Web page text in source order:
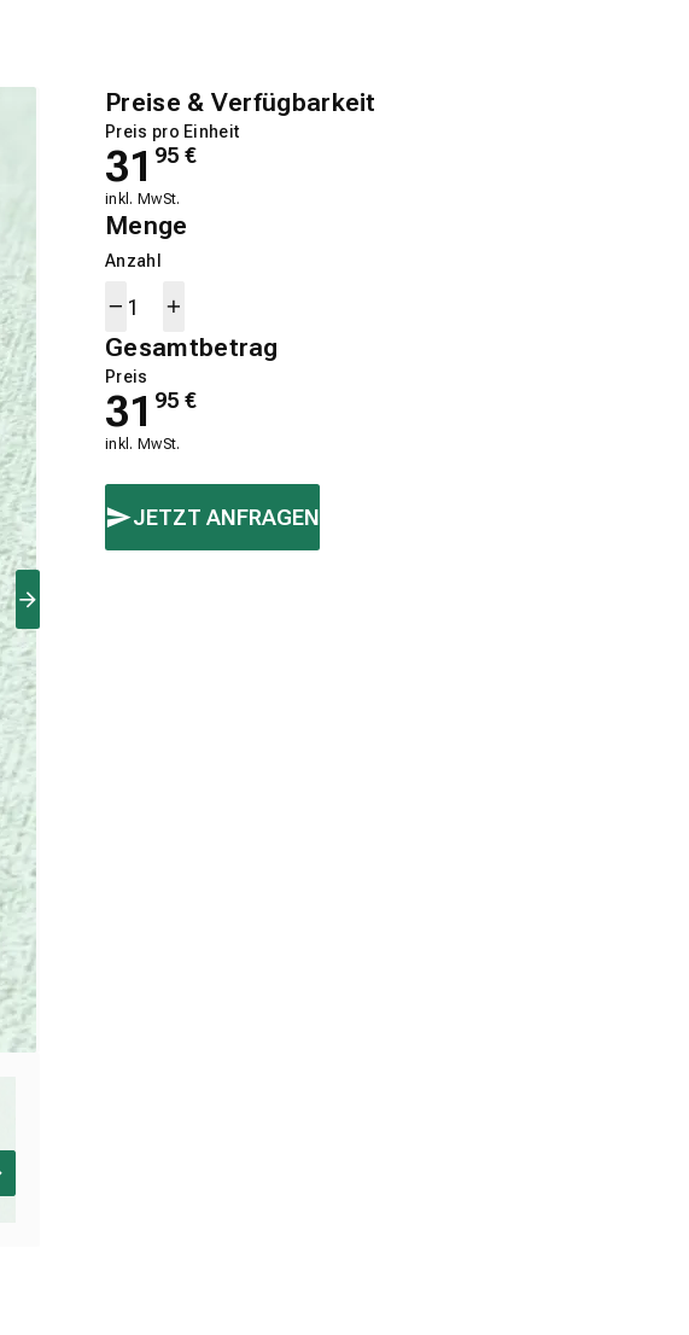
Preise & Verfügbarkeit
Preis pro Einheit
31 95 €
inkl. MwSt.
Menge
Anzahl
Gesamtbetrag
Preis
31 95 €
inkl. MwSt.
JETZT ANFRAGEN